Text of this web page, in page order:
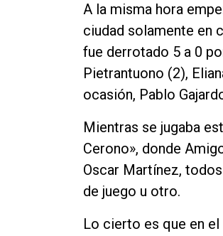
A la misma hora
ciudad solamente en
fue derrotado 5 a 0
Pietrantuono (2),
ocasión, Pablo
Mientras se jugaba
Cerono», donde
Oscar Martínez,
de juego u otro.
Lo cierto es que en